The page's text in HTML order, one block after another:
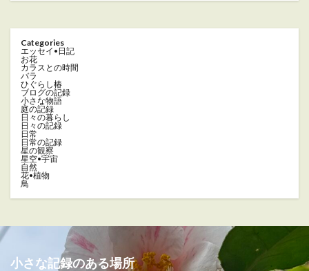
Categories
エッセイ•日記
お花
カラスとの時間
バラ
ひぐらし椿
ブログの記録
小さな物語
庭の記録
日々の暮らし
日々の記録
日常
日常の記録
星の観察
星空•宇宙
自然
花•植物
鳥
小さな記録のある場所